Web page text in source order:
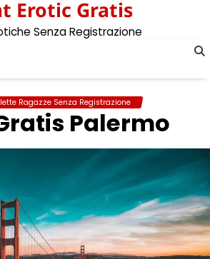
Erotic Gratis
Senza Registrazione
Ragazze Senza Registrazione
Palermo